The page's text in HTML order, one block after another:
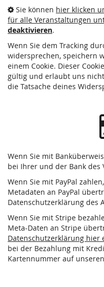
Sie können hier klicken
für alle Veranstaltungen
deaktivieren.
Wenn Sie dem Tracking
widersprechen, speichern
einem Cookie. Dieser
gültig und erlaubt uns
die Tatsache deines
Wenn Sie mit
bei Ihrer und der Bank des
Wenn Sie mit PayPal
Metadaten an PayPal
Datenschutzerklärung des
Wenn Sie mit Stripe
Meta-Daten an Stripe
Datenschutzerklärung hier
bei der Bezahlung mit
Kartennummer auf